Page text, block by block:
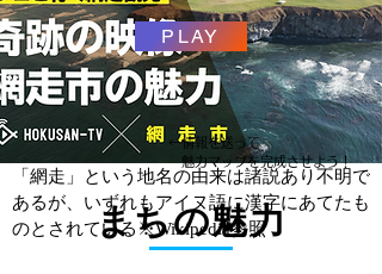
「網走」という地名の由来は諸説あり不明で
あるが、いずれもアイヌ語に漢字にあてたも
のとされている※Wikipedia参照
PLAY
←情報を送って
魅力マップを完成させよう！
まちの魅力